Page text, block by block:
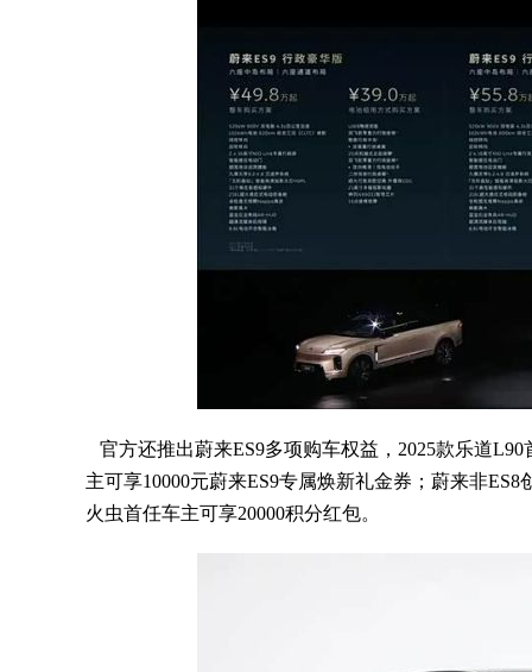
官方还推出蔚来ES9多项购车权益，2025款乐道
主可享10000元蔚来ES9专属焕新礼金券；蔚来非
火虫首任车主可享20000积分红包。